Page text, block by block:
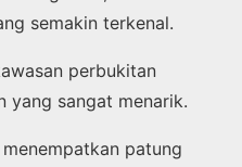
semakin terkenal.
perbukitan
yang sangat menarik.
patung